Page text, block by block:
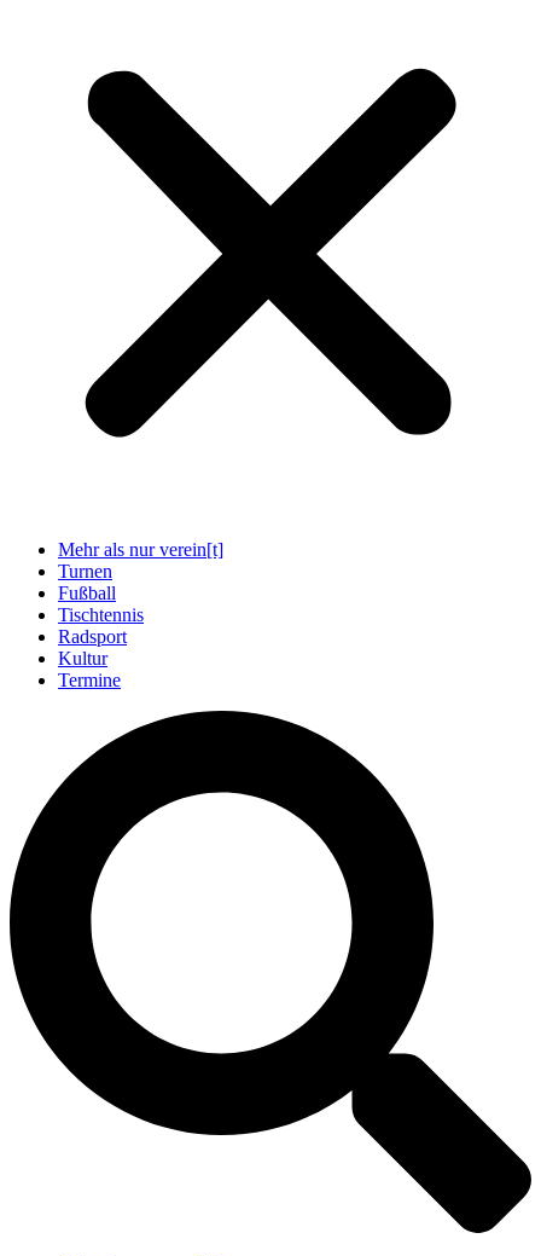
Mehr als nur verein[t]
Turnen
Fußball
Tischtennis
Radsport
Kultur
Termine